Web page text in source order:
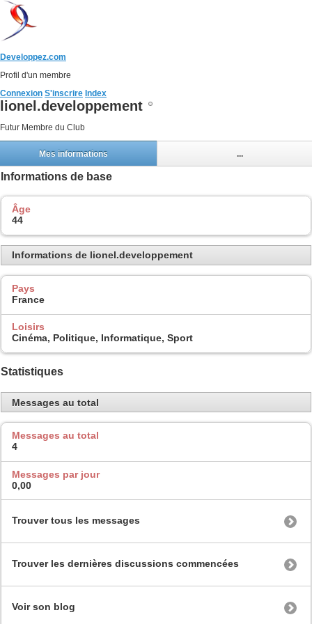
Developpez.com
Profil d'un membre
Connexion S'inscrire Index
lionel.developpement
Futur Membre du Club
Mes informations ...
Informations de base
Âge
44
Informations de lionel.developpement
Pays
France
Loisirs
Cinéma, Politique, Informatique, Sport
Statistiques
Messages au total
Messages au total
4
Messages par jour
0,00
Trouver tous les messages
Trouver les dernières discussions commencées
Voir son blog